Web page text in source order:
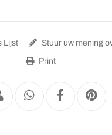
Lijst Stuur uw mening
Print